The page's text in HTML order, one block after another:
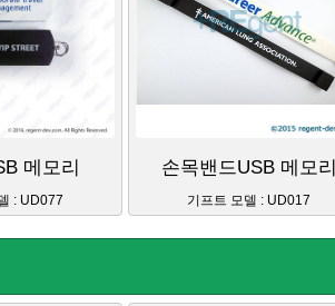
메모리
: UD077
손목밴드USB 메모리
기프트 모델 : UD017